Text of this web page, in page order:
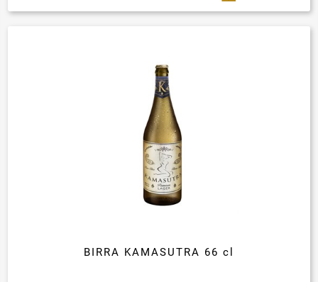
BIRRA KAMASUTRA 66 cl